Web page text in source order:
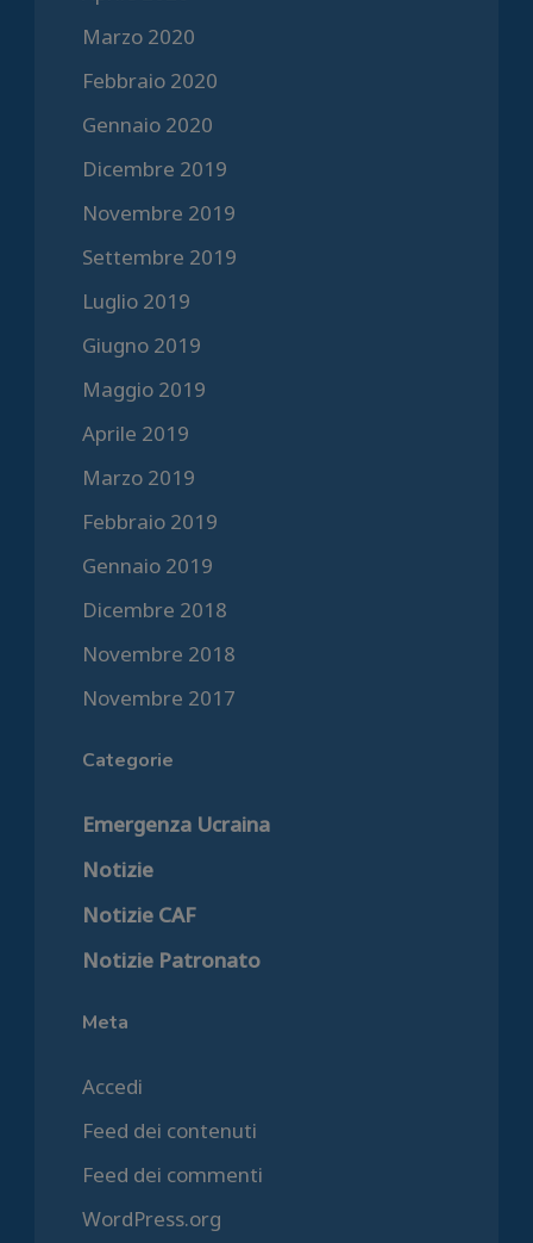
Marzo 2020
Febbraio 2020
Gennaio 2020
Dicembre 2019
Novembre 2019
Settembre 2019
Luglio 2019
Giugno 2019
Maggio 2019
Aprile 2019
Marzo 2019
Febbraio 2019
Gennaio 2019
Dicembre 2018
Novembre 2018
Novembre 2017
Categorie
Emergenza Ucraina
Notizie
Notizie CAF
Notizie Patronato
Meta
Accedi
Feed dei contenuti
Feed dei commenti
WordPress.org